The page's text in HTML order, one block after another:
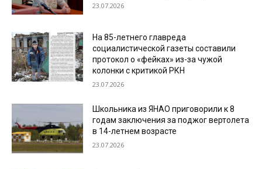
23.07.2026
На 85-летнего главреда
социалистической газеты составили
протокол о «фейках» из-за чужой
колонки с критикой РКН
23.07.2026
Школьника из ЯНАО приговорили к 8
годам заключения за поджог вертолета
в 14-летнем возрасте
23.07.2026